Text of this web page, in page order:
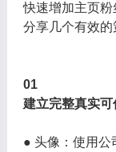
快速增加主页
分享几个有效的
01
建立完整真实
● 头像：使用公